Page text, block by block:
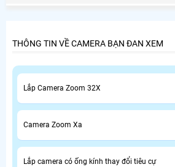
THÔNG TIN VỀ CAMERA BẠN ĐAN XEM
Lắp Camera Zoom 32X
Camera Zoom Xa
Lắp camera có ống kính thay đổi tiêu cự